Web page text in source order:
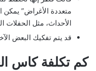
متعددة الأغراض”
الأحداث، مثل الحفلات
قد يتم تفكيك البعض
كم تكلفة كاس